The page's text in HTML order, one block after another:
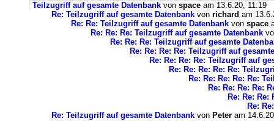
Teilzugriff auf gesamte Datenbank von space am 13.6.20, 11:19
Re: Teilzugriff auf gesamte Datenbank von richard am
Re: Re: Teilzugriff auf gesamte Datenbank von space
Re: Re: Re: Teilzugriff auf gesamte Datenbank
Re: Re: Re: Teilzugriff auf gesamte
Re: Re: Re: Re: Teilzugriff auf
Re: Re: Re: Re: Teilzugriff auf
Re: Re: Re: Re: Re:
Re: Re: Re: Re: Re:
Re: Re: Re: Re:
Re: Re: Re:
Re:
Re: Teilzugriff auf gesamte Datenbank von Peter am